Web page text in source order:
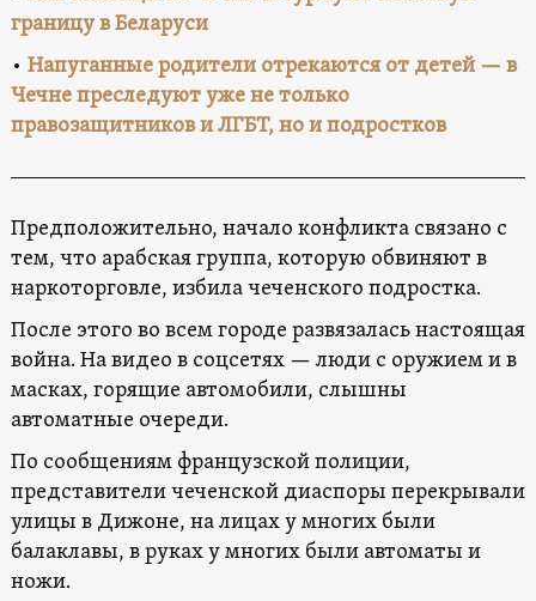
границу в Беларуси
• Напуганные родители отрекаются от детей — в
Чечне преследуют уже не только
правозащитников и ЛГБТ, но и подростков
Предположительно, начало конфликта связано с
тем, что арабская группа, которую обвиняют в
наркоторговле, избила чеченского подростка.
После этого во всем городе развязалась настоящая
война. На видео в соцсетях — люди с оружием и в
масках, горящие автомобили, слышны
автоматные очереди.
По сообщениям французской полиции,
представители чеченской диаспоры перекрывали
улицы в Дижоне, на лицах у многих были
балаклавы, в руках у многих были автоматы и
ножи.